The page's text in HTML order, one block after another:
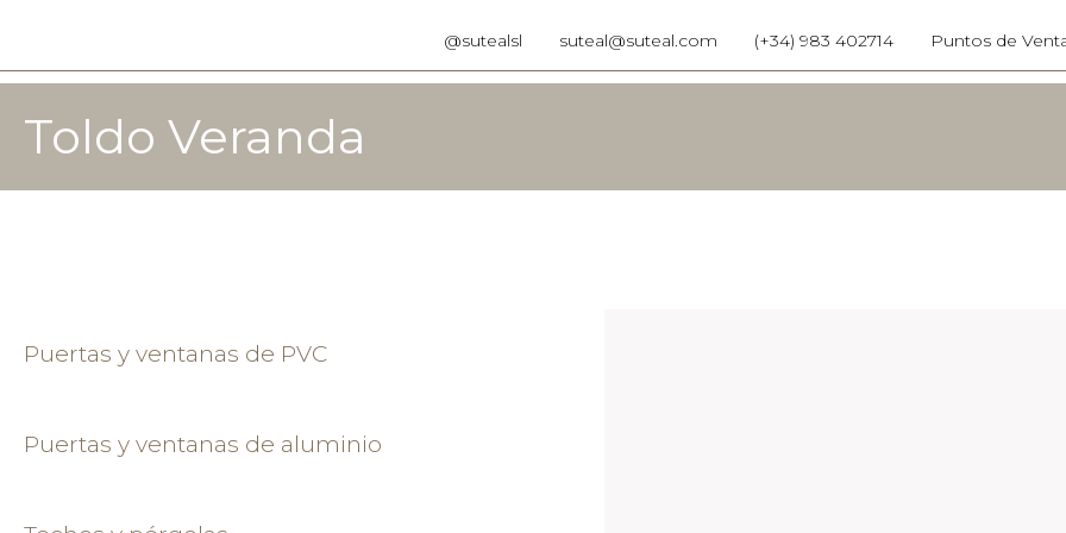
@sutealsl suteal@suteal.com (+34) 983 402714 Puntos de
Toldo Veranda
Puertas y ventanas de PVC
Puertas y ventanas de aluminio